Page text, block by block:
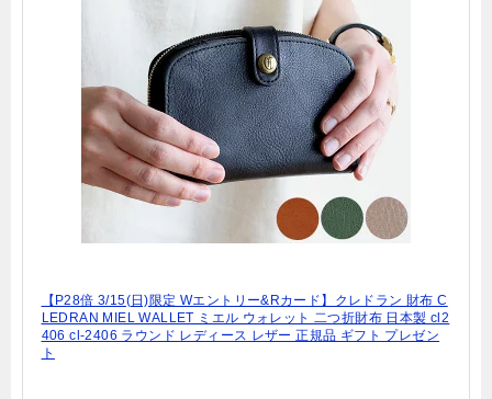
【P28倍 3/15(日)限定 Wエントリー&Rカード】クレドラン 財布 C
LEDRAN MIEL WALLET ミエル ウォレット 二つ折財布 日本製 cl2
406 cl-2406 ラウンド レディース レザー 正規品 ギフト プレゼン
ト